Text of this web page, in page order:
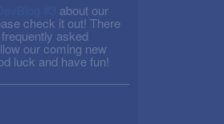
about our
check it out! There
asked
our coming new
luck and have fun!